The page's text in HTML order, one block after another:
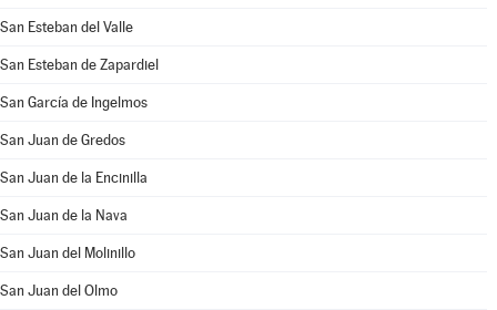
San Esteban del Valle
San Esteban de Zapardiel
San García de Ingelmos
San Juan de Gredos
San Juan de la Encinilla
San Juan de la Nava
San Juan del Molinillo
San Juan del Olmo